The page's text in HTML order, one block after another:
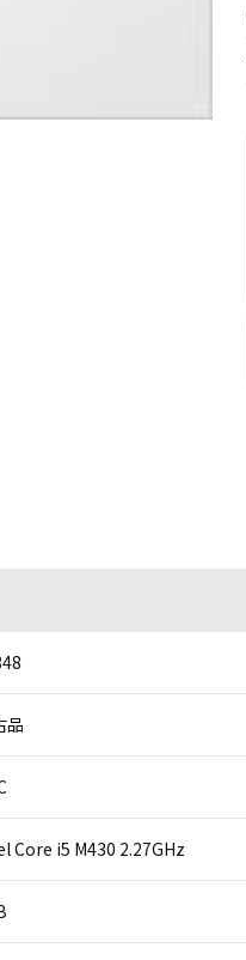
品
Core i5 M430 2.27GHz